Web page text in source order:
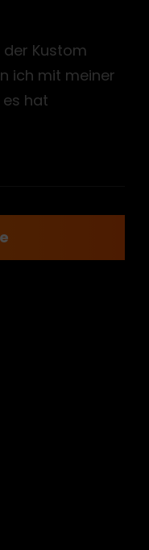
Kustom
ich mit meiner
hat